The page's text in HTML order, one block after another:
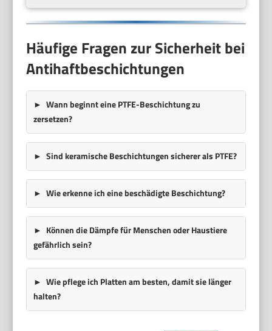
Häufige Fragen zur Sicherheit bei
Antihaftbeschichtungen
Wann beginnt eine PTFE-Beschichtung zu
zersetzen?
Sind keramische Beschichtungen sicherer als PTFE?
Wie erkenne ich eine beschädigte Beschichtung?
Können die Dämpfe für Menschen oder Haustiere
gefährlich sein?
Wie pflege ich Platten am besten, damit sie länger
halten?